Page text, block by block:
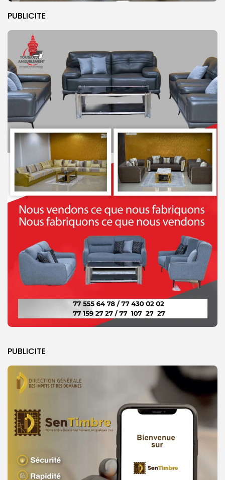
PUBLICITE
PUBLICITE